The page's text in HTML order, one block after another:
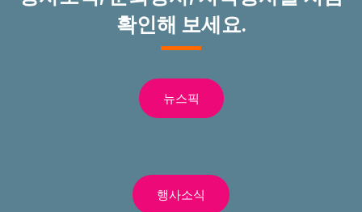
확인해 보세요.
뉴스픽
행사소식